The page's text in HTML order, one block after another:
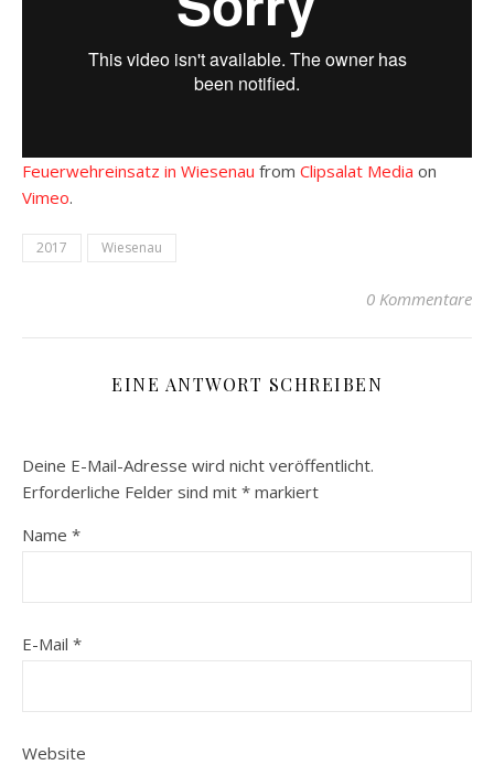
Feuerwehreinsatz in Wiesenau from Clipsalat Media on
Vimeo.
2017 Wiesenau
0 Kommentare
EINE ANTWORT SCHREIBEN
Deine E-Mail-Adresse wird nicht veröffentlicht.
Erforderliche Felder sind mit * markiert
Name *
E-Mail *
Website